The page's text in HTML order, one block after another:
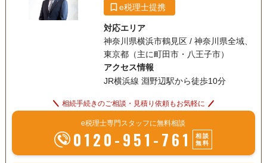
e税理士提携
対応エリア
神奈川県横浜市鶴見区 / 神奈川県全域、
東京都（主に町田市・八王子市）
アクセス情報
JR横浜線 淵野辺駅から徒歩10分
相続手続きのご相談・見積り依頼もお気軽に
e税理士専門スタッフに無料相談
0120-951-761
相談
無料